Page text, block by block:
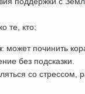
те, кто:
: может починить
без подсказки.
со стрессом,